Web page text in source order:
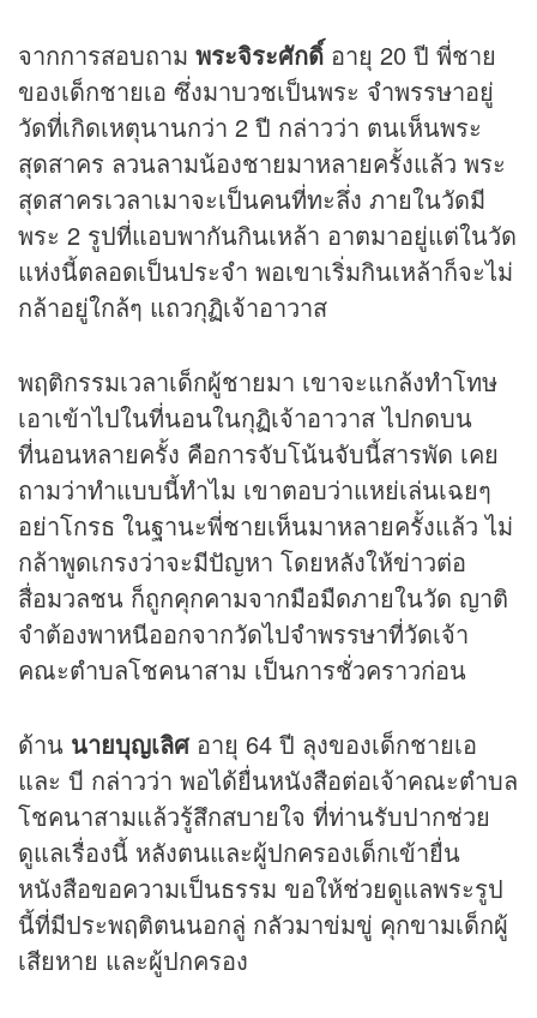
จากการสอบถาม พระจิระศักดิ์ อายุ 20 ปี พี่ชาย
ของเด็กชายเอ ซึ่งมาบวชเป็นพระ จำพรรษาอยู่
วัดที่เกิดเหตุนานกว่า 2 ปี กล่าวว่า ตนเห็นพระ
สุดสาคร ลวนลามน้องชายมาหลายครั้งแล้ว พระ
สุดสาครเวลาเมาจะเป็นคนที่ทะลึ่ง ภายในวัดมี
พระ 2 รูปที่แอบพากันกินเหล้า อาตมาอยู่แต่ในวัด
แห่งนี้ตลอดเป็นประจำ พอเขาเริ่มกินเหล้าก็จะไม่
กล้าอยู่ใกล้ๆ แถวกุฏิเจ้าอาวาส
พฤติกรรมเวลาเด็กผู้ชายมา เขาจะแกล้งทำโทษ
เอาเข้าไปในที่นอนในกุฏิเจ้าอาวาส ไปกดบน
ที่นอนหลายครั้ง คือการจับโน้นจับนี้สารพัด เคย
ถามว่าทำแบบนี้ทำไม เขาตอบว่าแหย่เล่นเฉยๆ
อย่าโกรธ ในฐานะพี่ชายเห็นมาหลายครั้งแล้ว ไม่
กล้าพูดเกรงว่าจะมีปัญหา โดยหลังให้ข่าวต่อ
สื่อมวลชน ก็ถูกคุกคามจากมือมืดภายในวัด ญาติ
จำต้องพาหนีออกจากวัดไปจำพรรษาที่วัดเจ้า
คณะตำบลโชคนาสาม เป็นการชั่วคราวก่อน
ด้าน นายบุญเลิศอายุ 64 ปี ลุงของเด็กชายเอ
และ บี กล่าวว่า พอได้ยื่นหนังสือต่อเจ้าคณะตำบล
โชคนาสามแล้วรู้สึกสบายใจ ที่ท่านรับปากช่วย
ดูแลเรื่องนี้ หลังตนและผู้ปกครองเด็กเข้ายื่น
หนังสือขอความเป็นธรรม ขอให้ช่วยดูแลพระรูป
นี้ที่มีประพฤติตนนอกลู่ กลัวมาข่มขู่ คุกขามเด็กผู้
เสียหาย และผู้ปกครอง